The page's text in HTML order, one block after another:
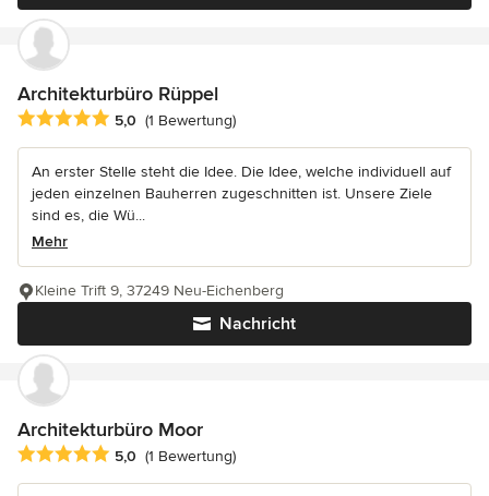
Architekturbüro Rüppel
Durchschnittliche Bewertung: 5 von 5 Sternen
5,0 (1 Bewertung)
An erster Stelle steht die Idee. Die Idee, welche individuell auf
jeden einzelnen Bauherren zugeschnitten ist. Unsere Ziele
sind es, die Wü...
Mehr
Nachricht
Kleine Trift 9, 37249 Neu-Eichenberg
Architekturbüro Moor
Durchschnittliche Bewertung: 5 von 5 Sternen
5,0 (1 Bewertung)